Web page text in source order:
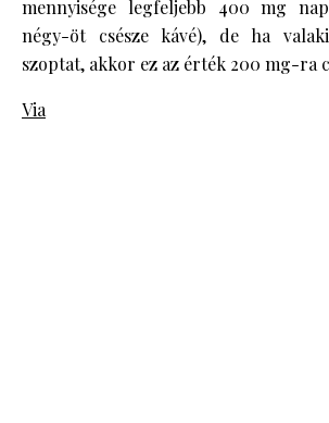
mennyisége legfeljebb 400 mg
négy-öt csésze kávé), de ha
szoptat, akkor ez az érték 200 mg-ra
Via